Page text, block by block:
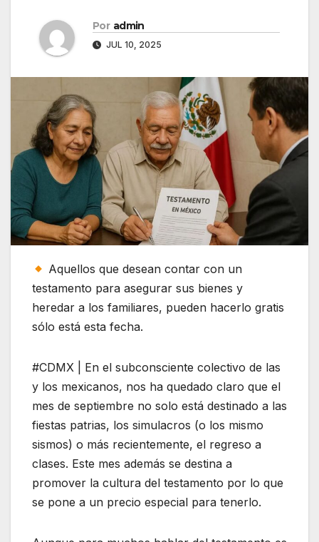
Por admin
JUL 10, 2025
Aquellos que desean contar con un
testamento para asegurar sus bienes y
heredar a los familiares, pueden hacerlo gratis
sólo está esta fecha.
#CDMX | En el subconsciente colectivo de las
y los mexicanos, nos ha quedado claro que el
mes de septiembre no solo está destinado a las
fiestas patrias, los simulacros (o los mismo
sismos) o más recientemente, el regreso a
clases. Este mes además se destina a
promover la cultura del testamento por lo que
se pone a un precio especial para tenerlo.